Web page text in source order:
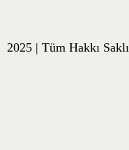
2025 | Tüm Hakkı